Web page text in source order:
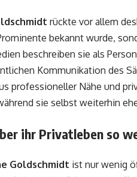
rückte vor allem
bekannt wurde,
beschreiben sie als
Kommunikation des
professioneller Nähe und
sie selbst weiterhin
ihr Privatleben so
Goldschmidt ist nur wenig